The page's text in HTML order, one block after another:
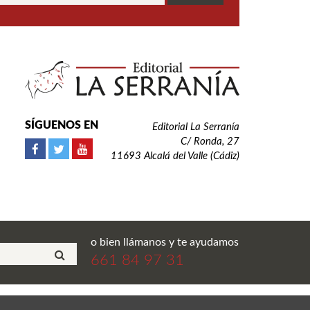
SÍGUENOS EN
Editorial La Serranía
C/ Ronda, 27
11693 Alcalá del Valle (Cádiz)
o bien llámanos y te ayudamos
661 84 97 31